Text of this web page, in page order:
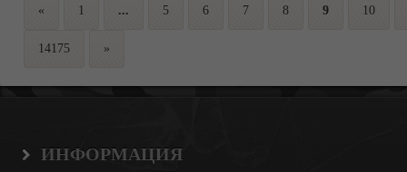
« 1 ... 5 6 7 8 9 10
14175 »
ИНФОРМАЦИЯ